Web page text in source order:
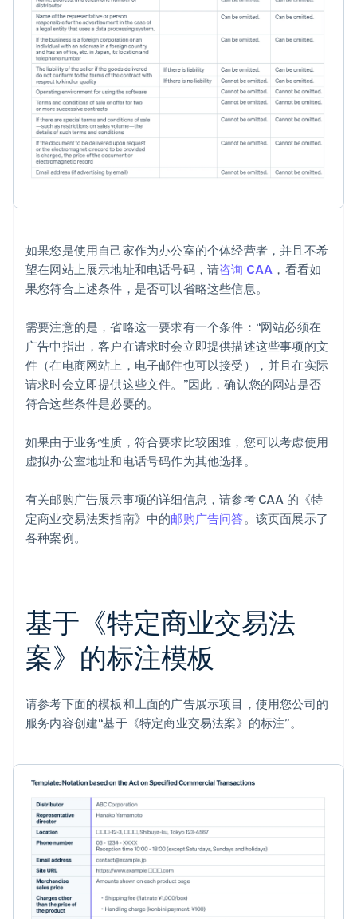
如果您是使用自己家作为办公室的个体经营者，并且不希
望在网站上展示地址和电话号码，请咨询 CAA ，看看如
果您符合上述条件，是否可以省略这些信息。
需要注意的是，省略这一要求有一个条件：“网站必须在
广告中指出，客户在请求时会立即提供描述这些事项的文
件（在电商网站上，电子邮件也可以接受），并且在实际
请求时会立即提供这些文件。”因此，确认您的网站是否
符合这些条件是必要的。
如果由于业务性质，符合要求比较困难，您可以考虑使用
虚拟办公室地址和电话号码作为其他选择。
有关邮购广告展示事项的详细信息，请参考 CAA 的《特
定商业交易法案指南》中的邮购广告问答。该页面展示了
各种案例。
基于《特定商业交易法
案》的标注模板
请参考下面的模板和上面的广告展示项目，使用您公司的
服务内容创建“基于《特定商业交易法案》的标注”。